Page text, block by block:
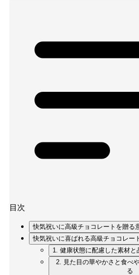
目次
快気祝いに高級チョコレートを贈る
快気祝いに喜ばれる高級チョコレー
1. 健康状態に配慮した素材と
2. 見た目の華やかさと食べ
る